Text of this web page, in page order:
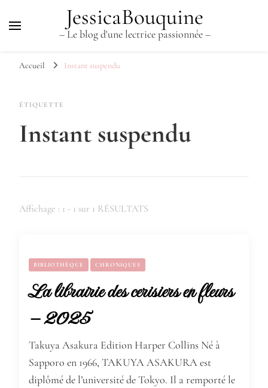
JessicaBouquine
– Le blog d'une lectrice passionnée –
Accueil Instant suspendu
ÉTIQUETTE
Instant suspendu
Affichage : 1 - 1 sur 1 RÉSULTATS
BIBLIOTHÈQUE CHRONIQUES
La librairie des cerisiers en fleurs
– 2025
Takuya Asakura Edition Harper Collins Né à
Sapporo en 1966, TAKUYA ASAKURA est
diplômé de l’université de Tokyo. Il a remporté le